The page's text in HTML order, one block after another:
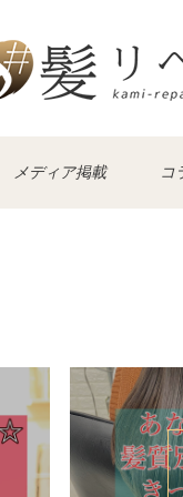
メディア掲載 コ